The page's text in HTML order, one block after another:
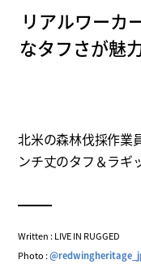
リアルワーカ
なタフさが魅
北米の森林伐採作業
ンチ丈のタフ＆ラギ
Written : LIVE IN RUGGED
Photo :